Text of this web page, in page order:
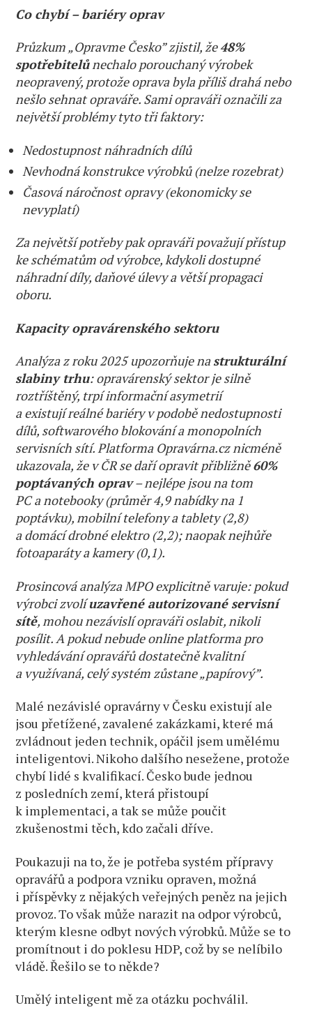
Co chybí – bariéry oprav
Průzkum „Opravme Česko” zjistil, že48%
spotřebitelůnechalo porouchaný výrobek
neopravený, protože oprava byla příliš drahá nebo
nešlo sehnat opraváře. Sami opraváři označili za
největší problémy tyto tři faktory:
Nedostupnost náhradních dílů
Nevhodná konstrukce výrobků (nelze rozebrat)
Časová náročnost opravy (ekonomicky se
nevyplatí)
Za největší potřeby pak opraváři považují přístup
ke schématům od výrobce, kdykoli dostupné
náhradní díly, daňové úlevy a větší propagaci
oboru.
Kapacity opravárenského sektoru
Analýza z roku 2025 upozorňuje nastrukturální
slabiny trhu: opravárenský sektor je silně
roztříštěný, trpí informační asymetrií
a existují reálné bariéry v podobě nedostupnosti
dílů, softwarového blokování a monopolních
servisních sítí. Platforma Opravárna.cz nicméně
ukazovala, že v ČR se daří opravit přibližně60%
poptávaných oprav– nejlépe jsou na tom
PC a notebooky (průměr 4,9 nabídky na 1
poptávku), mobilní telefony a tablety (2,8)
a domácí drobné elektro (2,2); naopak nejhůře
fotoaparáty a kamery (0,1).
Prosincová analýza MPO explicitně varuje: pokud
výrobci zvolíuzavřené autorizované servisní
sítě, mohou nezávislí opraváři oslabit, nikoli
posílit. A pokud nebude online platforma pro
vyhledávání opravářů dostatečně kvalitní
a využívaná, celý systém zůstane „papírový”.
Malé nezávislé opravárny v Česku existují ale
jsou přetížené, zavalené zakázkami, které má
zvládnout jeden technik, opáčil jsem umělému
inteligentovi. Nikoho dalšího nesežene, protože
chybí lidé s kvalifikací. Česko bude jednou
z posledních zemí, která přistoupí
k implementaci, a tak se může poučit
zkušenostmi těch, kdo začali dříve.
Poukazuji na to, že je potřeba systém přípravy
opravářů a podpora vzniku opraven, možná
i příspěvky z nějakých veřejných peněz na jejich
provoz. To však může narazit na odpor výrobců,
kterým klesne odbyt nových výrobků. Může se to
promítnout i do poklesu HDP, což by se nelíbilo
vládě. Řešilo se to někde?
Umělý inteligent mě za otázku pochválil.